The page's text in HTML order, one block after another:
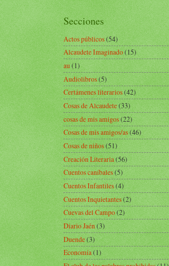
Secciones
Actos públicos(54)
Alcaudete Imaginado(15)
au(1)
Audiolibros(5)
Certámenes literarios(42)
Cosas de Alcaudete(33)
cosas de mis amigos(22)
Cosas de mis amigos/as(46)
Cosas de niños(51)
Creación Literaria(56)
Cuentos caníbales(5)
Cuentos Infantiles(4)
Cuentos Inquietantes(2)
Cuevas del Campo(2)
Diario Jaén(3)
Duende(3)
Economía(1)